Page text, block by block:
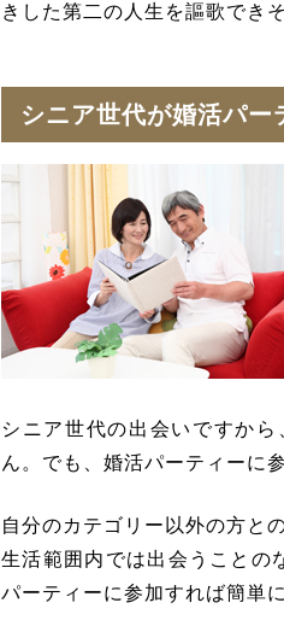
きした第二の人生を謳歌でき
シニア世代が婚活パー
シニア世代の出会いですか
ん。でも、婚活パーティーに
自分のカテゴリー以外の方と
生活範囲内では出会うことの
パーティーに参加すれば簡単